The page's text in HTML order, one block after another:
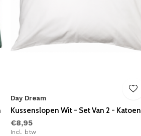
Day Dream
Kussenslopen Wit - Set Van 2 - Katoen
€8,95
Incl. btw